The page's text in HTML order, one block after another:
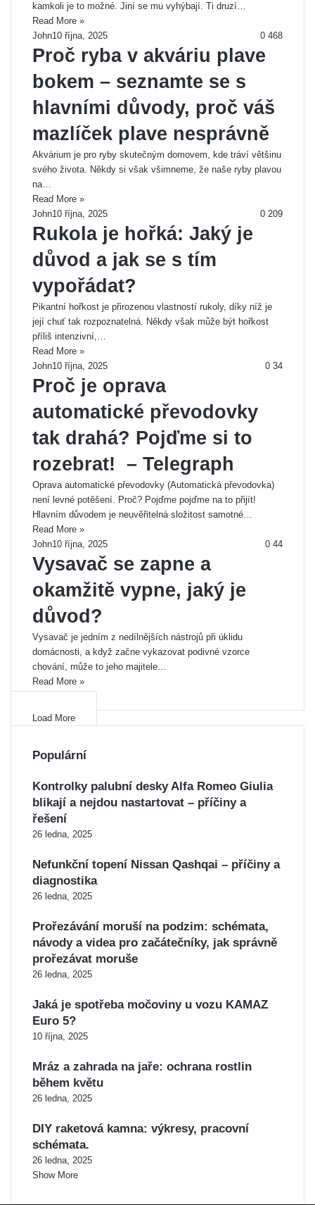
kamkoli je to možné. Jiní se mu vyhýbají. Ti druzí…
Read More »
John10 října, 2025 0 468
Proč ryba v akváriu plave
bokem – seznamte se s
hlavními důvody, proč váš
mazlíček plave nesprávně
Akvárium je pro ryby skutečným domovem, kde tráví většinu
svého života. Někdy si však všimneme, že naše ryby plavou
na…
Read More »
John10 října, 2025 0 209
Rukola je hořká: Jaký je
důvod a jak se s tím
vypořádat?
Pikantní hořkost je přirozenou vlastností rukoly, díky níž je
její chuť tak rozpoznatelná. Někdy však může být hořkost
příliš intenzivní,…
Read More »
John10 října, 2025 0 34
Proč je oprava
automatické převodovky
tak drahá? Pojďme si to
rozebrat! ️ – Telegraph
Oprava automatické převodovky (Automatická převodovka)
není levné potěšení. Proč? Pojďme pojďme na to přijít!
Hlavním důvodem je neuvěřitelná složitost samotné…
Read More »
John10 října, 2025 0 44
Vysavač se zapne a
okamžitě vypne, jaký je
důvod?
Vysavač je jedním z nedílnějších nástrojů při úklidu
domácnosti, a když začne vykazovat podivné vzorce
chování, může to jeho majitele…
Read More »
Load More
Populární
Kontrolky palubní desky Alfa Romeo Giulia
blikají a nejdou nastartovat – příčiny a
řešení
26 ledna, 2025
Nefunkční topení Nissan Qashqai – příčiny a
diagnostika
26 ledna, 2025
Prořezávání moruší na podzim: schémata,
návody a videa pro začátečníky, jak správně
prořezávat moruše
26 ledna, 2025
Jaká je spotřeba močoviny u vozu KAMAZ
Euro 5?
10 října, 2025
Mráz a zahrada na jaře: ochrana rostlin
během květu
26 ledna, 2025
DIY raketová kamna: výkresy, pracovní
schémata.
26 ledna, 2025
Show More